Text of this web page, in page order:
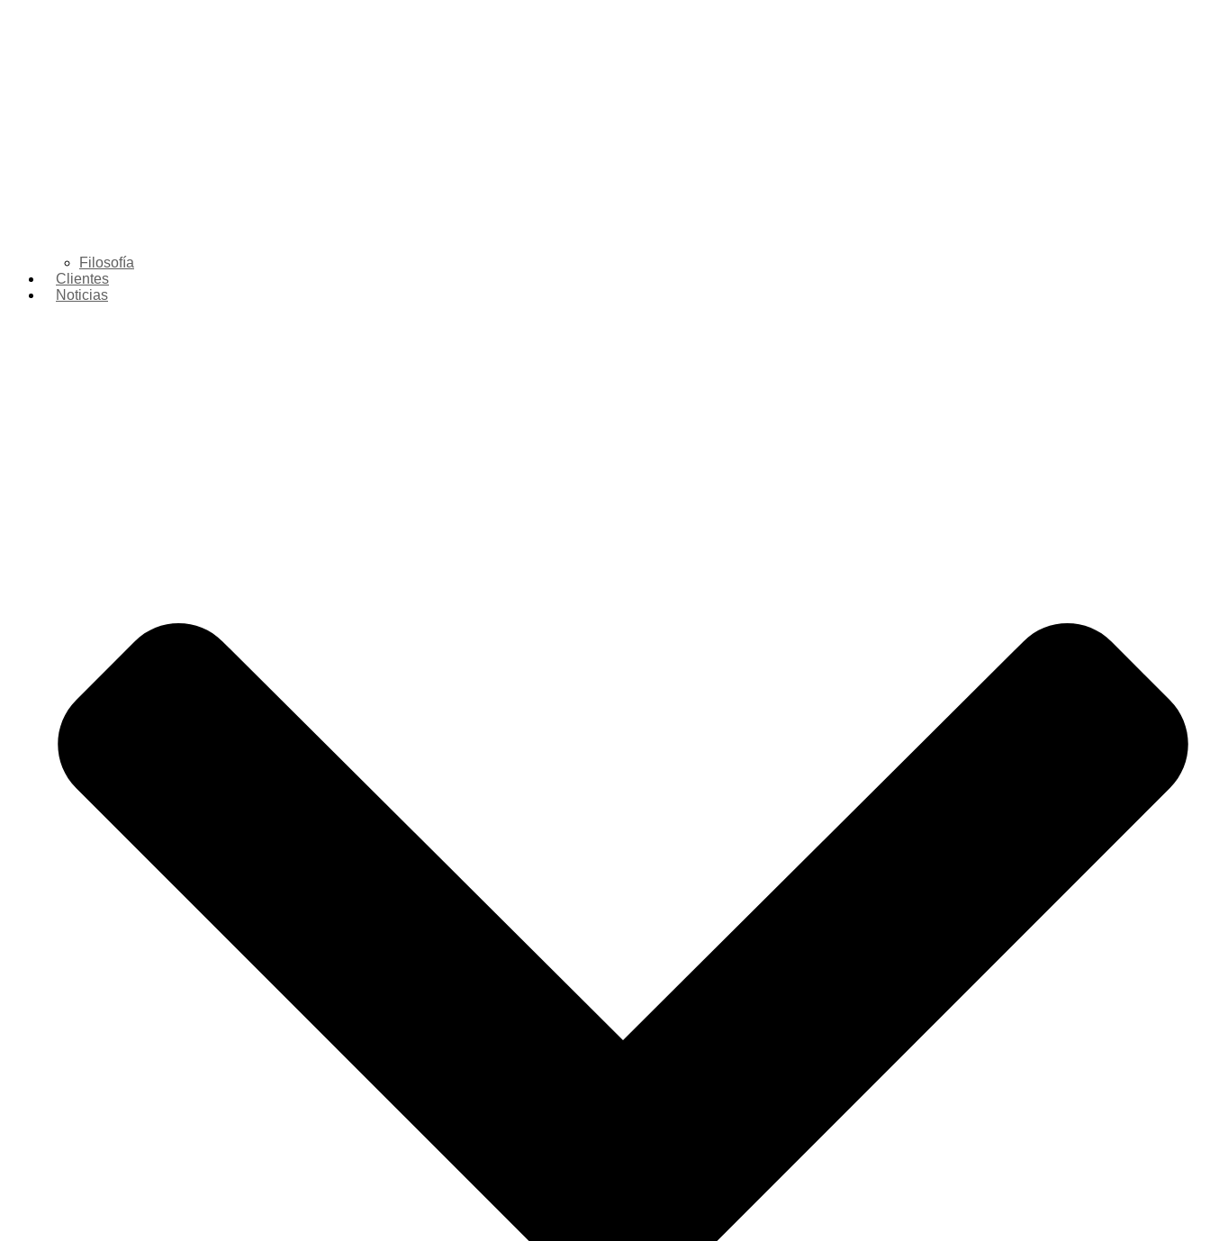
Filosofía
Clientes
Noticias